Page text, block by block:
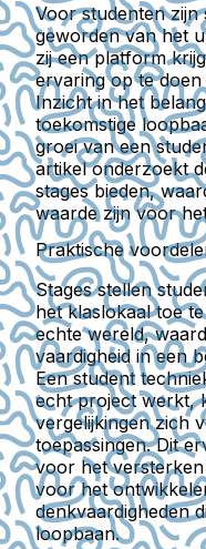
Voor studenten zijn
geworden van het
zij een platform
ervaring op te
Inzicht in het
toekomstige
groei van een
artikel onderzoekt
stages bieden,
waarde zijn voor
Praktische
Stages stellen
het klaslokaal toe
echte wereld,
vaardigheid in een
Een student
echt project werkt,
vergelijkingen zich
toepassingen. Dit
voor het
voor het
denkvaardigheden
loopbaan.